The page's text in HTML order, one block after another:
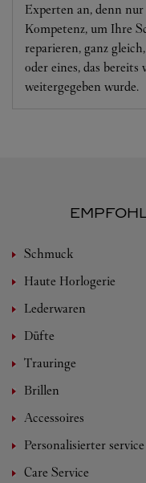
Experten an, denn
Kompetenz, um Ihre
reparieren, ganz
oder eines, das
weitergegeben wurde.
Schmuck
Haute Horlogerie
Lederwaren
Düfte
Trauringe
Brillen
Accessoires
Personalisierter service
Care Service